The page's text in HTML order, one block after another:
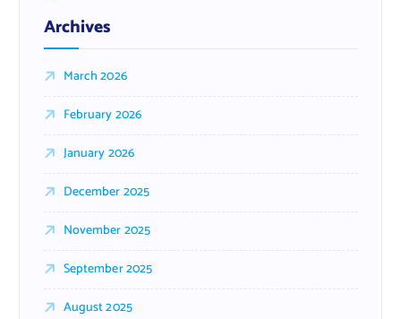
Archives
March 2026
February 2026
January 2026
December 2025
November 2025
September 2025
August 2025